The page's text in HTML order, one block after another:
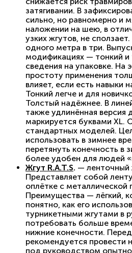
затягивании. В
сильно, но равномерно и
наложении на шею, в
узких жгутов, не
одного метра в три.
модификациях — тонкий и
сведения на упаковке. На
простоту применения
влияет, если есть навыки
Тонкий легче и для
Толстый надёжнее. В
также удлинённая версия
маркируется буквами XL.
стандартных моделей.
использовать в зимнее
перетянуть конечность
более удобен для людей
Жгут R.A.T.S. — ленточный
Представляет собой
оплётке с металлической
Преимущества — лёгкий,
понятно, как его
турникетными жгутами в
потребовать больше
нижние конечности.
рекомендуется провести
под руководством